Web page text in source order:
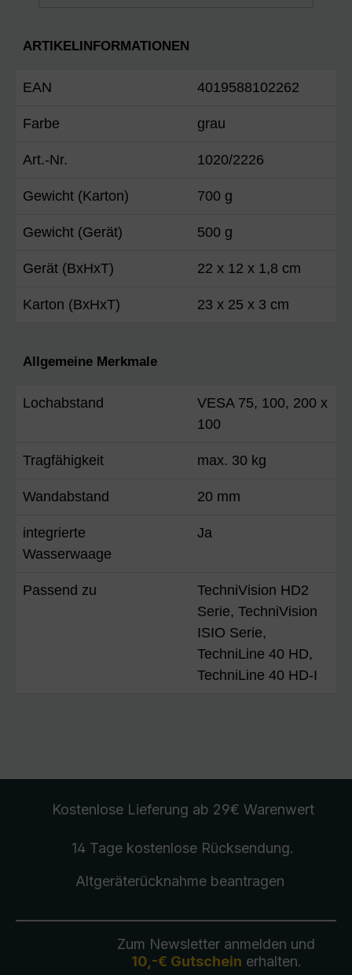
ARTIKELINFORMATIONEN
EAN 4019588102262
Farbe grau
Art.-Nr. 1020/2226
Gewicht (Karton) 700 g
Gewicht (Gerät) 500 g
Gerät (BxHxT) 22 x 12 x 1,8 cm
Karton (BxHxT) 23 x 25 x 3 cm
Allgemeine Merkmale
Lochabstand
VESA 75, 100, 200 x
100
Tragfähigkeit max. 30 kg
Wandabstand 20 mm
integrierte
Wasserwaage
Ja
Passend zu
TechniVision HD2
Serie, TechniVision
ISIO Serie,
TechniLine 40 HD,
TechniLine 40 HD-I
Kostenlose Lieferung ab 29€ Warenwert
14 Tage kostenlose Rücksendung.
Altgeräterücknahmebeantragen
Zum Newsletter anmelden und
10,-€ Gutschein erhalten.